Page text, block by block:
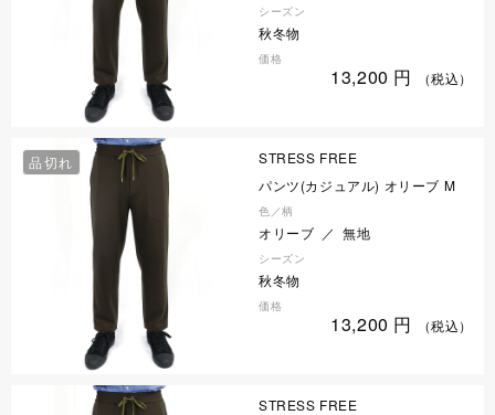
シーズン
秋冬物
価格
13,200 円 （税込）
品切れ
STRESS FREE
パンツ(カジュアル) オリーブ M
色／柄
オリーブ ／ 無地
シーズン
秋冬物
価格
13,200 円 （税込）
STRESS FREE